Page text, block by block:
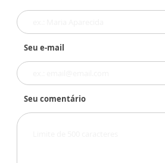
Seu e-mail
Seu comentário